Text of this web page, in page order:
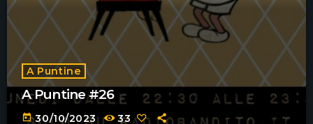
A Puntine
A Puntine #26
today 30/10/2023 33